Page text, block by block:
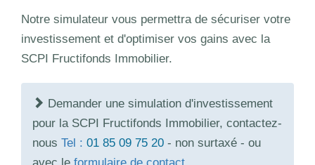
Notre simulateur vous permettra de sécuriser votre
investissement et d'optimiser vos gains avec la
SCPI Fructifonds Immobilier.
Demander une simulation d'investissement
pour la SCPI Fructifonds Immobilier, contactez-
nous Tel : 01 85 09 75 20 - non surtaxé - ou